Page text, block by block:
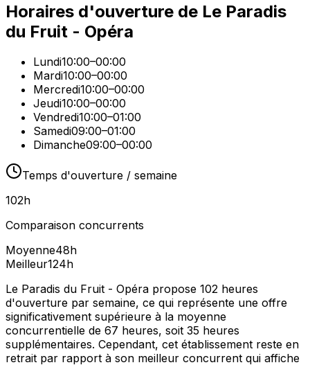
Horaires d'ouverture de Le Paradis
du Fruit - Opéra
Lundi10:00–00:00
Mardi10:00–00:00
Mercredi10:00–00:00
Jeudi10:00–00:00
Vendredi10:00–01:00
Samedi09:00–01:00
Dimanche09:00–00:00
Temps d'ouverture / semaine
102h
Comparaison concurrents
Moyenne48h
Meilleur124h
Le Paradis du Fruit - Opéra propose 102 heures
d'ouverture par semaine, ce qui représente une offre
significativement supérieure à la moyenne
concurrentielle de 67 heures, soit 35 heures
supplémentaires. Cependant, cet établissement reste en
retrait par rapport à son meilleur concurrent qui affiche